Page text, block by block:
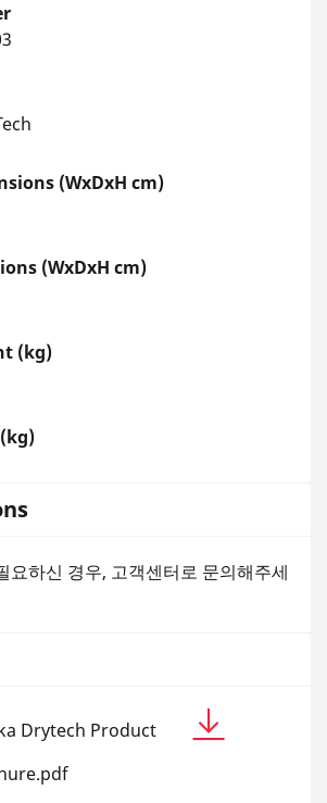
(WxDxH cm)
(WxDxH cm)
(kg)
요하신 경우, 고객센터로 문의해주세
Drytech Product